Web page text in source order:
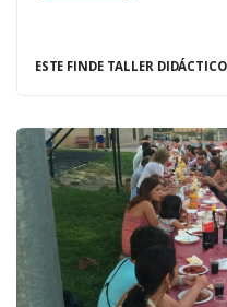
ESTE FINDE TALLER